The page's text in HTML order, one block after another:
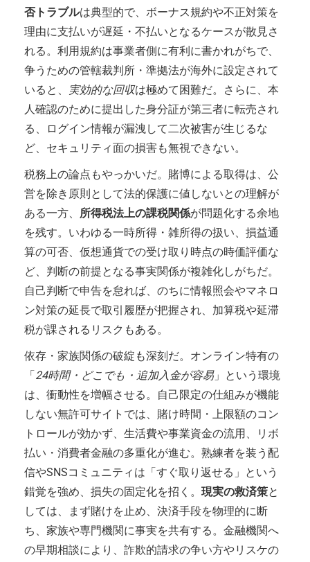
否トラブルは典型的で、ボーナス規約や不正対策を
理由に支払いが遅延・不払いとなるケースが散見さ
れる。利用規約は事業者側に有利に書かれがちで、
争うための管轄裁判所・準拠法が海外に設定されて
いると、
実効的な回収は極めて困難だ。さらに、本
人確認のために提出した身分証が第三者に転売され
る、ログイン情報が漏洩して二次被害が生じるな
ど、セキュリティ面の損害も無視できない。
税務上の論点もやっかいだ。賭博による取得は、公
営を除き原則として法的保護に値しないとの理解が
ある一方、 所得税法上の課税関係が問題化する余地
を残す。いわゆる一時所得・雑所得の扱い、損益通
算の可否、仮想通貨での受け取り時点の時価評価な
ど、判断の前提となる事実関係が複雑化しがちだ。
自己判断で申告を怠れば、のちに情報照会やマネロ
ン対策の延長で取引履歴が把握され、加算税や延滞
税が課されるリスクもある。
依存・家族関係の破綻も深刻だ。オンライン特有の
「24時間・どこでも・追加入金が容易」という環境
は、衝動性を増幅させる。自己限定の仕組みが機能
しない無許可サイトでは、賭け時間・上限額のコン
トロールが効かず、生活費や事業資金の流用、リボ
払い・消費者金融の多重化が進む。熟練者を装う配
信やSNSコミュニティは「すぐ取り返せる」という
錯覚を強め、損失の固定化を招く。 現実の救済策と
しては、まず賭けを止め、決済手段を物理的に断
ち、家族や専門機関に事実を共有する。金融機関へ
の早期相談により、詐欺的請求の争い方やリスケの